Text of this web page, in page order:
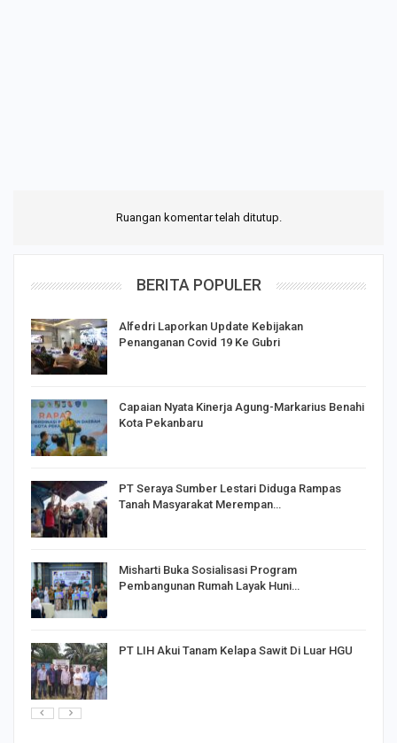
Ruangan komentar telah ditutup.
BERITA POPULER
Alfedri Laporkan Update Kebijakan
Penanganan Covid 19 Ke Gubri
Capaian Nyata Kinerja Agung-Markarius Benahi
Kota Pekanbaru
PT Seraya Sumber Lestari Diduga Rampas
Tanah Masyarakat Merempan…
Misharti Buka Sosialisasi Program
Pembangunan Rumah Layak Huni…
PT LIH Akui Tanam Kelapa Sawit Di Luar HGU